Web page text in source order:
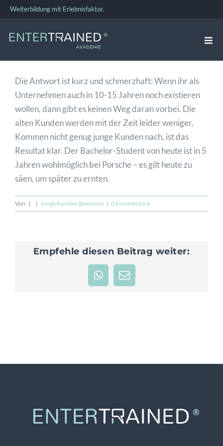
Zum
springen
Weiterbildung mit Erlebnisfaktor.
FÜHRUNGSKRÄFTE-TRAINING
TEAMBUILDING
BUSINESS COACHING
ÜBER UNS
JETZT ANFRAGEN
Die Antwort ist kurz und schmerzhaft: Wenn ihr als
Unternehmen auch in 10-15 Jahren noch existieren
wollen, dann gibt es keinen Weg daran vorbei. Die
alten Kunden werden mit der Zeit leider weniger.
Kommen nicht genug junge Kunden nach, ist das
Resultat klar. Der Bachelor-Student von heute ist in 5
Jahren wohlmöglich bei Porsche – es gilt heute zu
säen, um später zu ernten.
Von | | Junge Kunden gewinnen | 0 Kommentare
Empfehle diesen Beitrag weiter:
WhatsApp
E-